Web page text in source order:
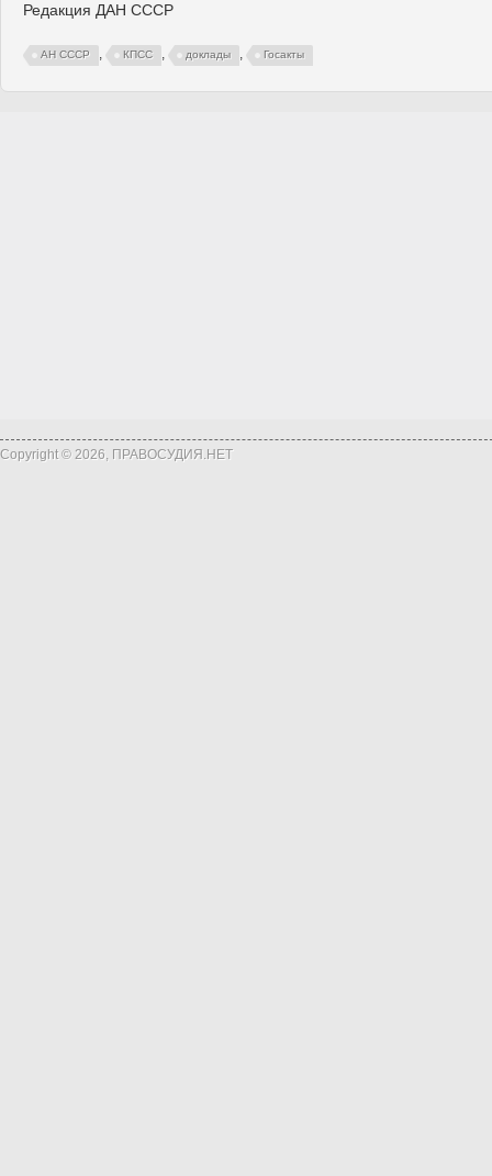
Редакция ДАН СССР
АН СССР , КПСС , доклады , Госакты
Copyright © 2026, ПРАВОСУДИЯ.НЕТ